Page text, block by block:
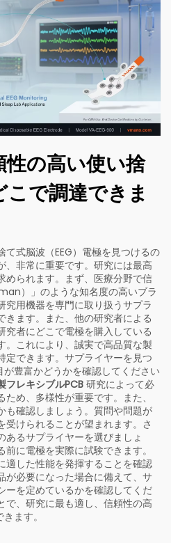
の高い使い捨
で調達できま
式脳波（EEG）電極を見つけるの
、非常に重要です。研究には最高
められます。まず、医療分野で信
）」のような知名度の高いブラ
究用機器を専門に取り扱うサプラ
きます。また、他の研究者による
究者にどこで電極を購入している
。これにより、誠実で高品質な製
定できます。サプライヤーを見つ
が豊富かどうかを確認してください
フレキシブルPCB 研究によって必
め、多様性が重要です。また、
も確認しましょう。質問や問題が
けられることが望まれます。さ
あるサプライヤーを選びましょ
に電極を実際に試験できます。
適した性能を発揮することを確認
が必要になった場合に備えて、サ
ーを定めているかを確認してくだ
で、研究に最も適し、信頼性の高
ます。